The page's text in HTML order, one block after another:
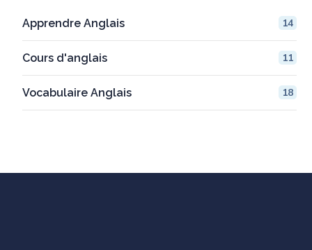
Apprendre Anglais 14
Cours d'anglais 11
Vocabulaire Anglais 18